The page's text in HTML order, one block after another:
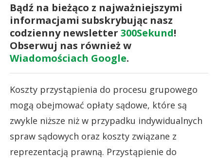
Bądź na bieżąco z najważniejszymi
informacjami subskrybując nasz
codzienny newsletter 300Sekund!
Obserwuj nas również w
Wiadomościach Google.
Koszty przystąpienia do procesu grupowego
mogą obejmować opłaty sądowe, które są
zwykle niższe niż w przypadku indywidualnych
spraw sądowych oraz koszty związane z
reprezentacją prawną. Przystąpienie do